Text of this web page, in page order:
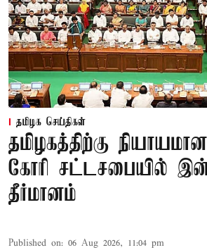
தமிழக செய்திகள்
தமிழகத்திற்கு
கோரி சட்டசபையில்
தீர்மானம்
Published on: 06 Aug 2026, 11:04 pm